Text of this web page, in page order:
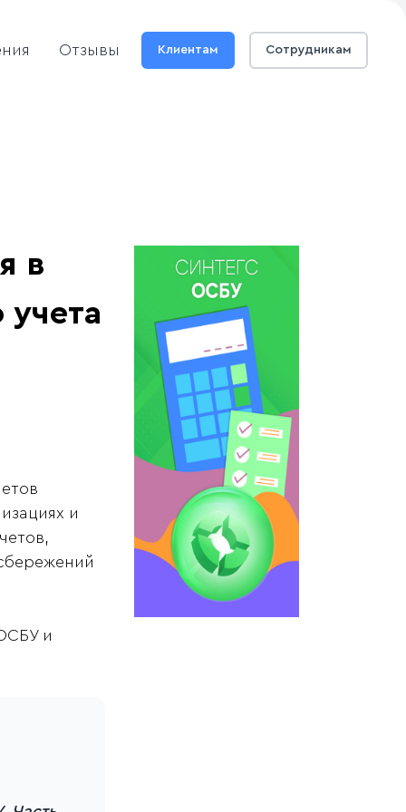
Отзывы Клиентам Сотрудникам
в
учета
и
и